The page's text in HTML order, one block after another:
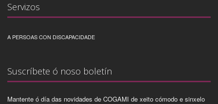
Servizos
A PERSOAS CON DISCAPACIDADE
Suscríbete ó noso boletín
Mantente ó día das novidades de COGAMI de xeito cómodo e sinxelo